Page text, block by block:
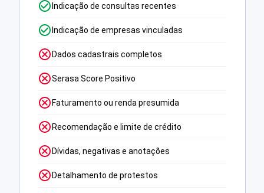
Indicação de consultas recentes
Indicação de empresas vinculadas
Dados cadastrais completos
Serasa Score Positivo
Faturamento ou renda presumida
Recomendação e limite de crédito
Dívidas, negativas e anotações
Detalhamento de protestos